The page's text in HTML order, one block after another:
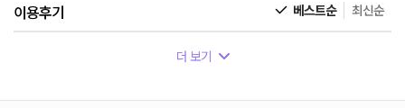
이용후기 베스트순 최신순
더 보기